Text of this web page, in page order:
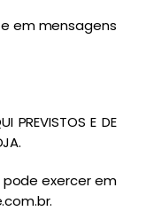
em mensagens
PREVISTOS E DE
exercer em
.